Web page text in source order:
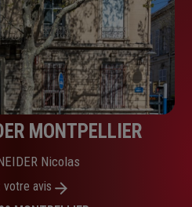
MONTPELLIER
Nicolas
votre avis